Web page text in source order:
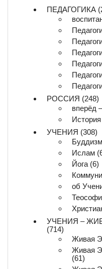
ПЕДАГОГИКА
РОССИЯ (248)
вперёд
УЧЕНИЯ (308)
Буддизм
Ислам
Йога (6)
об
УЧЕНИЯ –
(714)
Живая
Живая
(61)